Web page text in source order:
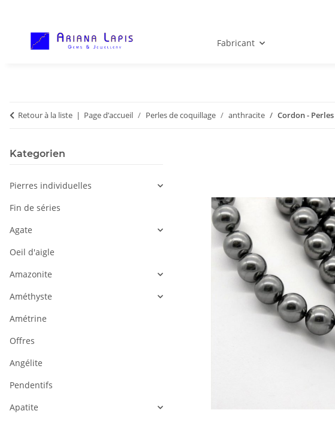
Fabricant
Retour à la liste Page d’accueil Perles de coquillage anthracite Cordon -
Kategorien
Pierres individuelles
Fin de séries
Agate
Oeil d'aigle
Amazonite
Améthyste
Amétrine
Offres
Angélite
Pendentifs
Apatite